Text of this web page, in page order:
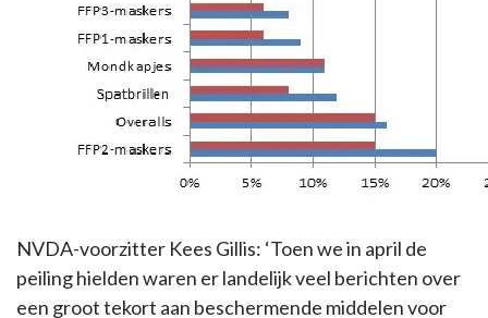
NVDA-voorzitter Kees Gillis: ‘Toen we in april de
peiling hielden waren er landelijk veel berichten over
een groot tekort aan beschermende middelen voor